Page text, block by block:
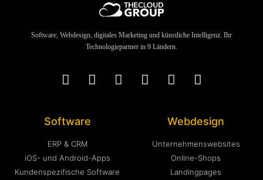
Software, Webdesign, digitales Marketing und künstliche Intelligenz. Ihr
Technologiepartner in 9 Ländern.
Software
ERP & CRM
iOS- und Android-Apps
Kundenspezifische Software
Webdesign
Unternehmenswebsites
Online-Shops
Landingpages